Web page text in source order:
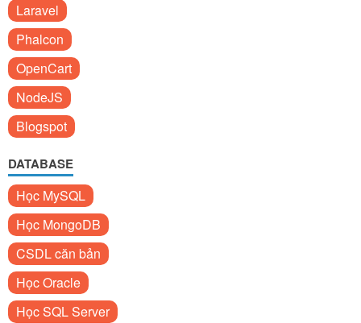
Laravel
Phalcon
OpenCart
NodeJS
Blogspot
DATABASE
Học MySQL
Học MongoDB
CSDL căn bản
Học Oracle
Học SQL Server